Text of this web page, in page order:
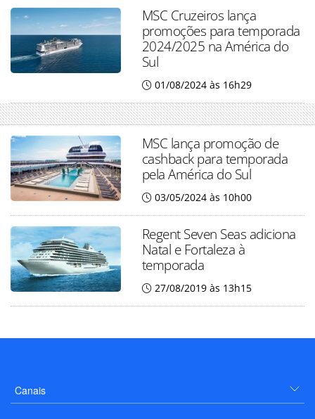
MSC Cruzeiros lança
promoções para temporada
2024/2025 na América do
Sul
01/08/2024 às 16h29
MSC lança promoção de
cashback para temporada
pela América do Sul
03/05/2024 às 10h00
Regent Seven Seas adiciona
Natal e Fortaleza à
temporada
27/08/2019 às 13h15
Canais